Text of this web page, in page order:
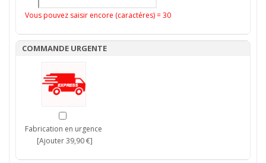
Vous pouvez saisir encore (caractéres) =30
COMMANDE URGENTE
Fabrication en urgence
[Ajouter 39,90 €]